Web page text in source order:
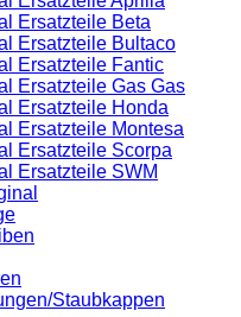
Ersatzteile Beta
Ersatzteile Bultaco
Ersatzteile Fantic
Ersatzteile Gas Gas
Ersatzteile Honda
Ersatzteile Montesa
Ersatzteile Scorpa
Ersatzteile SWM
Staubkappen